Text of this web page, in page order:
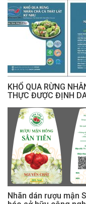
KHỔ QUA RỪNG
THỰC ĐƯỢC ĐỊNH
Nhãn dán rượu mận